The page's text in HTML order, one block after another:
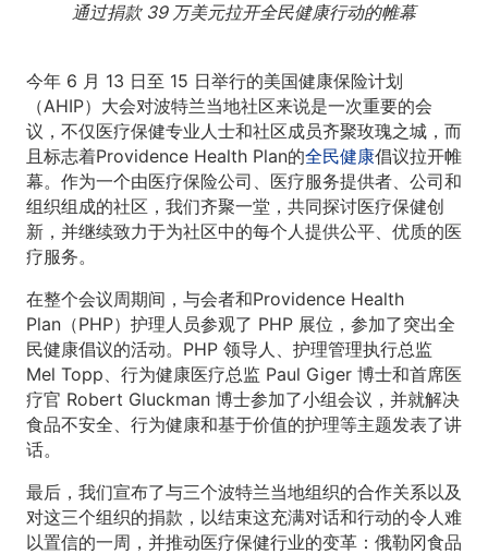
通过捐款 39 万美元拉开全民健康行动的帷幕
今年 6 月 13 日至 15 日举行的美国健康保险计划
（AHIP）大会对波特兰当地社区来说是一次重要的会
议，不仅医疗保健专业人士和社区成员齐聚玫瑰之城，而
且标志着Providence Health Plan的全民健康倡议拉开帷
幕。作为一个由医疗保险公司、医疗服务提供者、公司和
组织组成的社区，我们齐聚一堂，共同探讨医疗保健创
新，并继续致力于为社区中的每个人提供公平、优质的医
疗服务。
在整个会议周期间，与会者和Providence Health
Plan（PHP）护理人员参观了 PHP 展位，参加了突出全
民健康倡议的活动。PHP 领导人、护理管理执行总监
Mel Topp、行为健康医疗总监 Paul Giger 博士和首席医
疗官 Robert Gluckman 博士参加了小组会议，并就解决
食品不安全、行为健康和基于价值的护理等主题发表了讲
话。
最后，我们宣布了与三个波特兰当地组织的合作关系以及
对这三个组织的捐款，以结束这充满对话和行动的令人难
以置信的一周，并推动医疗保健行业的变革：俄勒冈食品